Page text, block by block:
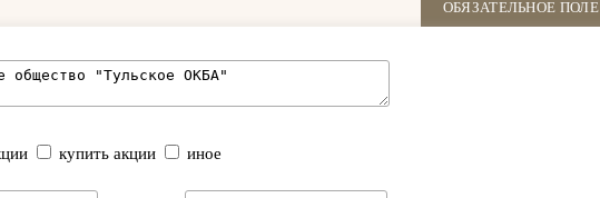
ОБЯЗАТЕЛЬНОЕ ПОЛЕ
купить акции иное